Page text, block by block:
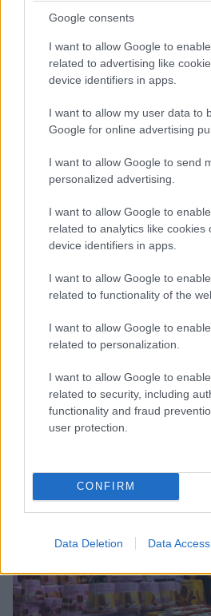
Google consents
I want to allow Google to
related to advertising like
device identifiers in apps.
I want to allow my user data to
Google for online advertising
I want to allow Google to send
personalized advertising.
I want to allow Google to
related to analytics like cookies
device identifiers in apps.
I want to allow Google to
related to functionality of the
I want to allow Google to
related to personalization.
I want to allow Google to
related to security, including
functionality and fraud
user protection.
CONFIRM
Data Deletion Data Access
Quando cominciano i
Giulia Mosca · 26 Dic 2014
Giulia Mosca · 26 Dic 2014